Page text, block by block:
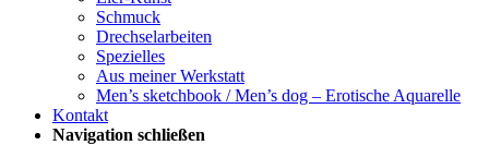
Schmuck
Drechselarbeiten
Spezielles
Aus meiner Werkstatt
Men’s sketchbook / Men’s dog – Erotische Aquarelle
Kontakt
Navigation schließen